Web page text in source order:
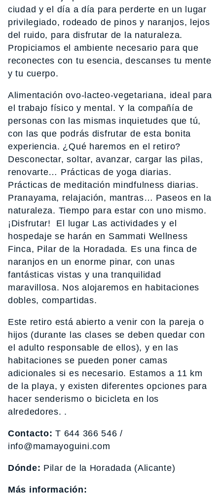
ciudad y el día a día para perderte en un lugar
privilegiado, rodeado de pinos y naranjos, lejos
del ruido, para disfrutar de la naturaleza.
Propiciamos el ambiente necesario para que
reconectes con tu esencia, descanses tu mente
y tu cuerpo.
Alimentación ovo-lacteo-vegetariana, ideal para
el trabajo físico y mental. Y la compañía de
personas con las mismas inquietudes que tú,
con las que podrás disfrutar de esta bonita
experiencia. ¿Qué haremos en el retiro?
Desconectar, soltar, avanzar, cargar las pilas,
renovarte… Prácticas de yoga diarias.
Prácticas de meditación mindfulness diarias.
Pranayama, relajación, mantras… Paseos en la
naturaleza. Tiempo para estar con uno mismo.
¡Disfrutar! El lugar Las actividades y el
hospedaje se harán en Sammati Wellness
Finca, Pilar de la Horadada. Es una finca de
naranjos en un enorme pinar, con unas
fantásticas vistas y una tranquilidad
maravillosa. Nos alojaremos en habitaciones
dobles, compartidas.
Este retiro está abierto a venir con la pareja o
hijos (durante las clases se deben quedar con
el adulto responsable de ellos), y en las
habitaciones se pueden poner camas
adicionales si es necesario. Estamos a 11 km
de la playa, y existen diferentes opciones para
hacer senderismo o bicicleta en los
alrededores. .
Contacto: T 644 366 546 /
info@mamayoguini.com
Dónde: Pilar de la Horadada (Alicante)
Más información: